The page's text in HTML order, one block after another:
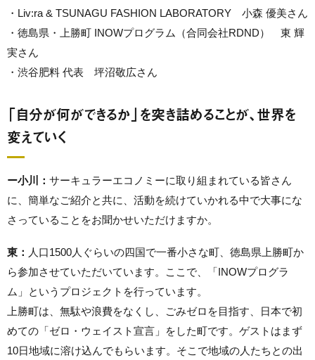
・Liv:ra & TSUNAGU FASHION LABORATORY 小森 優美さん
・徳島県・上勝町 INOWプログラム（合同会社RDND） 東 輝
実さん
・渋谷肥料 代表 坪沼敬広さん
「自分が何ができるか」を突き詰めることが、世界を
変えていく
ー小川： サーキュラーエコノミーに取り組まれている皆さん
に、簡単なご紹介と共に、活動を続けていかれる中で大事にな
さっていることをお聞かせいただけますか。
東： 人口1500人ぐらいの四国で一番小さな町、徳島県上勝町か
ら参加させていただいています。ここで、「INOWプログラ
ム」というプロジェクトを行っています。
上勝町は、無駄や浪費をなくし、ごみゼロを目指す、日本で初
めての「ゼロ・ウェイスト宣言」をした町です。ゲストはまず
10日地域に溶け込んでもらいます。そこで地域の人たちとの出